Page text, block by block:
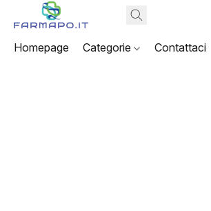
Homepage Categorie Contattaci